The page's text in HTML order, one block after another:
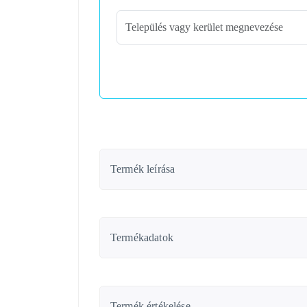
Termék leírása
Termékadatok